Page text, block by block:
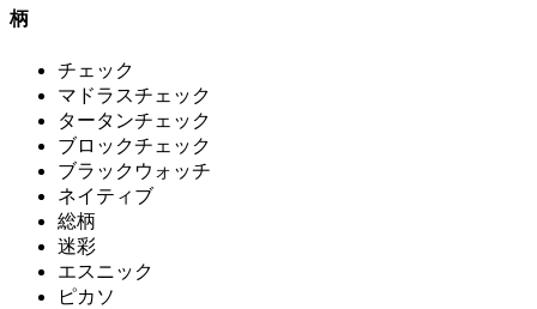
柄
チェック
マドラスチェック
タータンチェック
ブロックチェック
ブラックウォッチ
ネイティブ
総柄
迷彩
エスニック
ピカソ